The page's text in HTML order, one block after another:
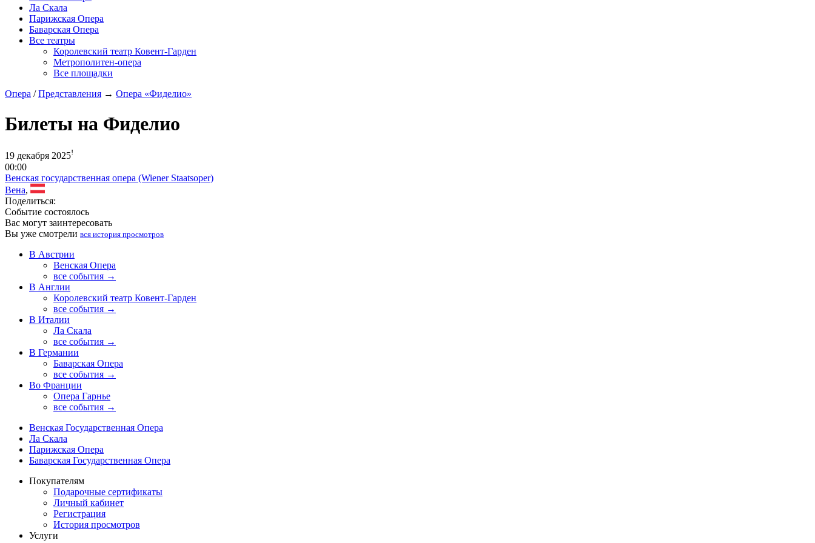
Ла Скала
Парижская Опера
Баварская Опера
Все театры
Королевский театр Ковент-Гарден
Метрополитен-опера
Все площадки
Опера /Представления → Опера «Фиделио»
Билеты на Фиделио
19 декабря 2025!
00:00
Венская государственная опера (Wiener Staatsoper)
Вена,
Поделиться:
Событие состоялось
Вас могут заинтересовать
Вы уже смотрели вся история просмотров
В Австрии
Венская Опера
все события →
В Англии
Королевский театр Ковент-Гарден
все события →
В Италии
Ла Скала
все события →
В Германии
Баварская Опера
все события →
Во Франции
Опера Гарнье
все события →
Венская Государственная Опера
Ла Скала
Парижская Опера
Баварская Государственная Опера
Покупателям
Подарочные сертификаты
Личный кабинет
Регистрация
История просмотров
Услуги